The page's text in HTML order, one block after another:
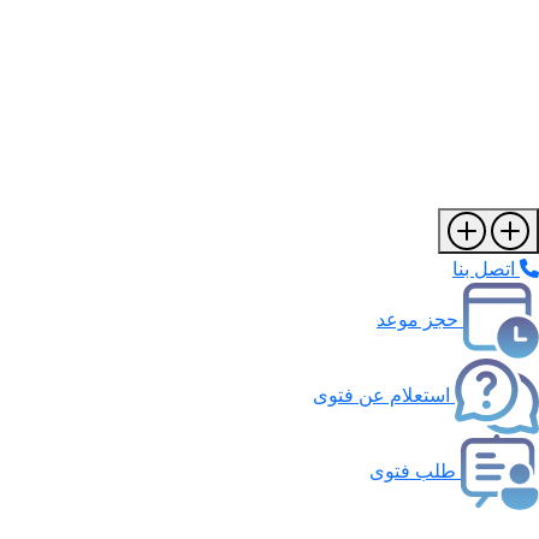
اتصل بنا
حجز موعد
استعلام عن فتوى
طلب فتوى